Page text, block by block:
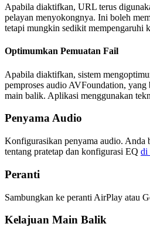
Apabila diaktifkan, URL terus
pelayan menyokongnya. Ini boleh
tetapi mungkin sedikit mempengaruhi
Optimumkan Pemuatan Fail
Apabila diaktifkan, sistem
pemproses audio AVFoundation,
main balik. Aplikasi menggunakan
Penyama Audio
Konfigurasikan penyama audio. Anda
tentang pratetap dan konfigurasi EQ di
Peranti
Sambungkan ke peranti AirPlay atau
Kelajuan Main Balik